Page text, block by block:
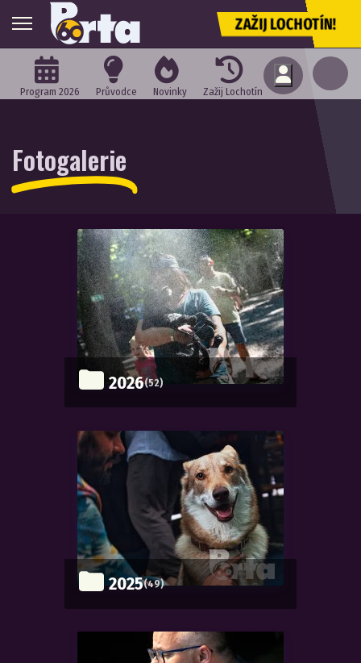
ZAŽIJ LOCHOTÍN!
Program 2026 Průvodce Novinky Zažij Lochotín
Fotogalerie
2026(52)
2025(49)